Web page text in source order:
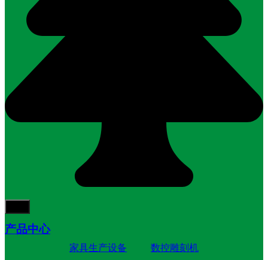
产品中心
家具生产设备 数控雕刻机